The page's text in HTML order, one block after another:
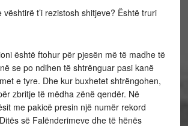
vështirë t’i rezistosh shitjeve? Është truri
është ftohur për pjesën më të madhe të
se po ndihen të shtrënguar pasi kanë
e tyre. Dhe kur buxhetet shtrëngohen,
zbritje të mëdha zënë qendër. Në
me pakicë presin një numër rekord
së Falënderimeve dhe të hënës